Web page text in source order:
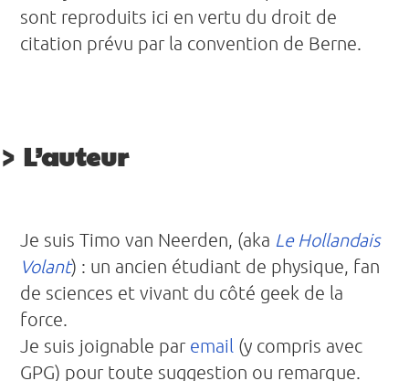
sont reproduits ici en vertu du droit de
citation prévu par la convention de Berne.
L’auteur
Je suis Timo van Neerden, (aka Le Hollandais
Volant) : un ancien étudiant de physique, fan
de sciences et vivant du côté geek de la
force.
Je suis joignable par email (y compris avec
GPG) pour toute suggestion ou remarque.